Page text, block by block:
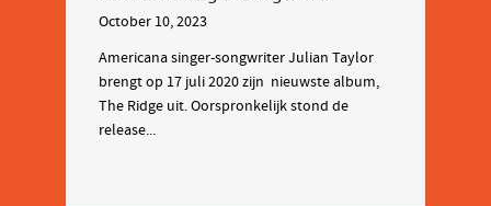
October 10, 2023
Americana singer-songwriter Julian Taylor
brengt op 17 juli 2020 zijn nieuwste album,
The Ridge uit. Oorspronkelijk stond de
release...